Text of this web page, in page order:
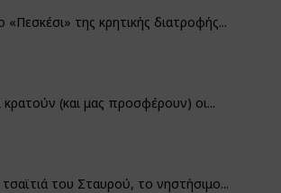
«Πεσκέσι» της κρητικής διατροφής...
κρατούν (και μας προσφέρουν) οι...
του Σταυρού, το νηστήσιμο...